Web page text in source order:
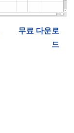
무료 다운로
드